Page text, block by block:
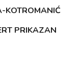
KOTROMANIĆ
PRIKAZAN